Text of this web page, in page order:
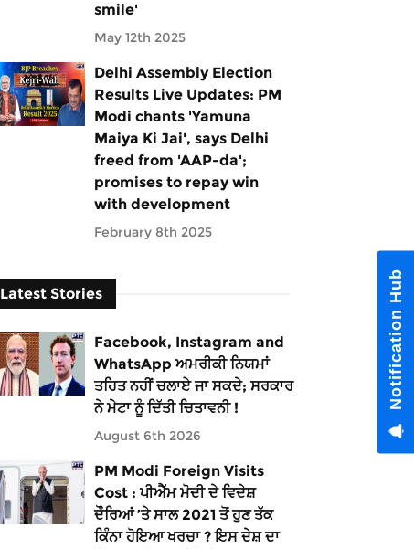
smile'
May 12th 2025
Delhi Assembly Election
Results Live Updates: PM
Modi chants 'Yamuna
Maiya Ki Jai', says Delhi
freed from 'AAP-da';
promises to repay win
with development
February 8th 2025
Latest Stories
Facebook, Instagram and
WhatsApp ਅਮਰੀਕੀ ਨਿਯਮਾਂ
ਤਹਿਤ ਨਹੀਂ ਚਲਾਏ ਜਾ ਸਕਦੇ; ਸਰਕਾਰ
ਨੇ ਮੇਟਾ ਨੂੰ ਦਿੱਤੀ ਚਿਤਾਵਨੀ !
August 6th 2026
PM Modi Foreign Visits
Cost : ਪੀਐੱਮ ਮੋਦੀ ਦੇ ਵਿਦੇਸ਼
ਦੌਰਿਆਂ ’ਤੇ ਸਾਲ 2021 ਤੋਂ ਹੁਣ ਤੱਕ
ਕਿੰਨਾ ਹੋਇਆ ਖਰਚਾ ? ਇਸ ਦੇਸ਼ ਦਾ
Notification Hub